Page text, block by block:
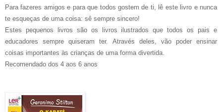
Para fazeres amigos e para que todos gostem de ti, lê este livro e nunca
te esqueças de uma coisa: sê sempre sincero!
Estes pequenos livros são os livros ilustrados que todos os pais e
educadores sempre quiseram ter. Através deles, vão poder ensinar
coisas importantes às crianças de uma forma divertida.
Recomendado dos 4 aos 6 anos